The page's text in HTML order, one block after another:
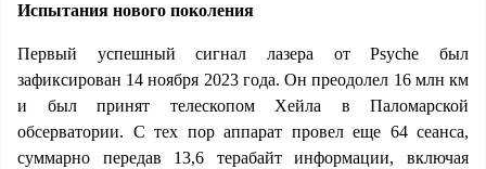
Испытания нового поколения
Первый успешный сигнал лазера от Psyche был
зафиксирован 14 ноября 2023 года. Он преодолел 16 млн км
и был принят телескопом Хейла в Паломарской
обсерватории. С тех пор аппарат провел еще 64 сеанса,
суммарно передав 13,6 терабайт информации, включая